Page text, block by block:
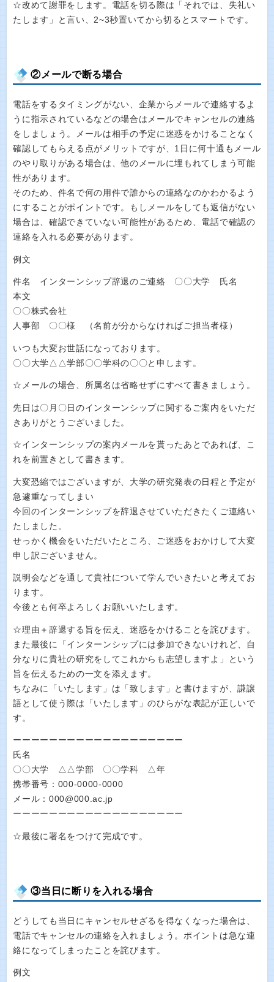
☆改めて謝罪をします。電話を切る際は「それでは、失礼い
たします」と言い、2~3秒置いてから切るとスマートです。
②メールで断る場合
電話をするタイミングがない、企業からメールで連絡するよ
うに指示されているなどの場合はメールでキャンセルの連絡
をしましょう。メールは相手の予定に迷惑をかけることなく
確認してもらえる点がメリットですが、1日に何十通もメール
のやり取りがある場合は、他のメールに埋もれてしまう可能
性があります。
そのため、件名で何の用件で誰からの連絡なのかわかるよう
にすることがポイントです。もしメールをしても返信がない
場合は、確認できていない可能性があるため、電話で確認の
連絡を入れる必要があります。
例文
件名 インターンシップ辞退のご連絡 〇〇大学 氏名
本文
〇〇株式会社
人事部 〇〇様 （名前が分からなければご担当者様）
いつも大変お世話になっております。
〇〇大学△△学部〇〇学科の〇〇と申します。
☆メールの場合、所属名は省略せずにすべて書きましょう。
先日は〇月〇日のインターンシップに関するご案内をいただ
きありがとうございました。
☆インターンシップの案内メールを貰ったあとであれば、こ
れを前置きとして書きます。
大変恐縮ではございますが、大学の研究発表の日程と予定が
急遽重なってしまい
今回のインターンシップを辞退させていただきたくご連絡い
たしました。
せっかく機会をいただいたところ、ご迷惑をおかけして大変
申し訳ございません。
説明会などを通して貴社について学んでいきたいと考えてお
ります。
今後とも何卒よろしくお願いいたします。
☆理由＋辞退する旨を伝え、迷惑をかけることを詫びます。
また最後に「インターンシップには参加できないけれど、自
分なりに貴社の研究をしてこれからも志望しますよ」という
旨を伝えるための一文を添えます。
ちなみに「いたします」は「致します」と書けますが、謙譲
語として使う際は「いたします」のひらがな表記が正しいで
す。
ーーーーーーーーーーーーーーーーーーー
氏名
〇〇大学 △△学部 〇〇学科 △年
携帯番号：000-0000-0000
メール：000@000.ac.jp
ーーーーーーーーーーーーーーーーーーー
☆最後に署名をつけて完成です。
③当日に断りを入れる場合
どうしても当日にキャンセルせざるを得なくなった場合は、
電話でキャンセルの連絡を入れましょう。ポイントは急な連
絡になってしまったことを詫びます。
例文